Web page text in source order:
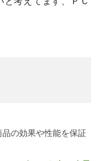
の効果や性能を保証